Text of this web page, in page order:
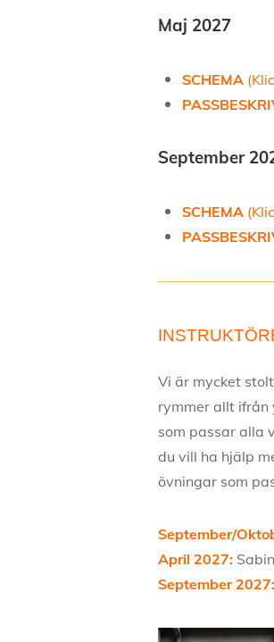
Maj 2027
SCHEMA
September
SCHEMA
Vi är mycket
rymmer allt ifrån
som passar alla
du vill ha hjälp
övningar som
September/
April 2027:
September 2027: